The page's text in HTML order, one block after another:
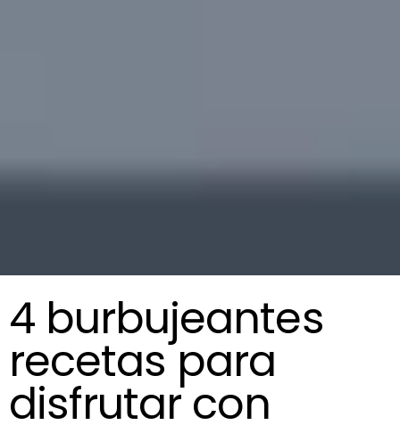
4 burbujeantes
recetas para
disfrutar con